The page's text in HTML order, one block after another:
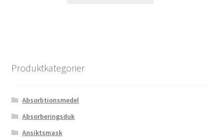
Produktkategorier
Absorbtionsmedel
Absorberingsduk
Ansiktsmask